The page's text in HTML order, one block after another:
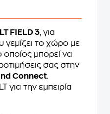
FIELD 3, για
το χώρο με
μπορεί να
σας στην
Connect.
για την εμπειρία